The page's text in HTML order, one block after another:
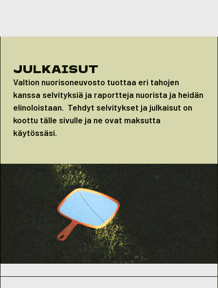
JULKAISUT
Valtion nuorisoneuvosto tuottaa eri tahojen
kanssa selvityksiä ja raportteja nuorista ja heidän
elinoloistaan. Tehdyt selvitykset ja julkaisut on
koottu tälle sivulle ja ne ovat maksutta
käytössäsi.